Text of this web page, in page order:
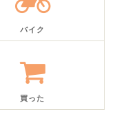
バイク
買った